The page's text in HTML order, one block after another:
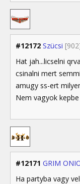
#12172 Szücsi
Hat jah...licselni
csinalni mert
amugy ss-ert
Nem vagyok
#12171 GRIM
Ha partyba vagy